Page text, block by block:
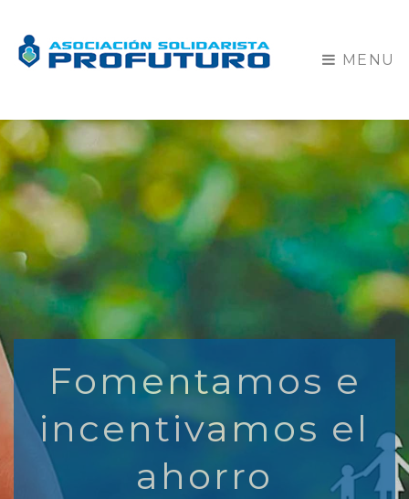
MENU
Fomentamos e
incentivamos el
ahorro
Facilitamos
préstamos